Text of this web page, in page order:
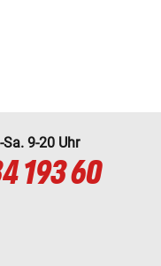
9-20 Uhr
193 60